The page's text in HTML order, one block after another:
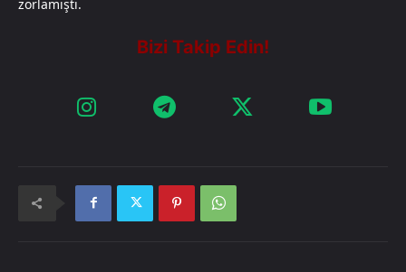
zorlamıştı.